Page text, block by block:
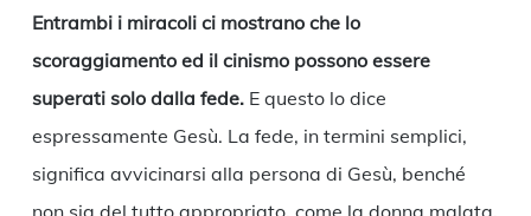
Entrambi i miracoli ci mostrano che lo
scoraggiamento ed il cinismo possono essere
superati solo dalla fede.E questo lo dice
espressamente Gesù. La fede, in termini semplici,
significa avvicinarsi alla persona di Gesù, benché